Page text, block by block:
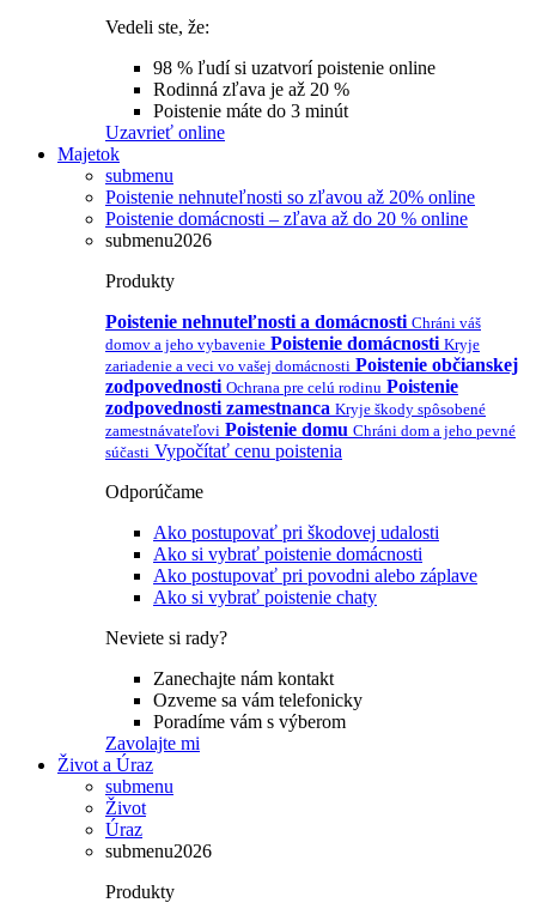
Vedeli ste, že:
98 % ľudí si uzatvorí poistenie online
Rodinná zľava je až 20 %
Poistenie máte do 3 minút
Uzavrieť online
Majetok
submenu
Poistenie nehnuteľnosti so zľavou až 20% online
Poistenie domácnosti – zľava až do 20 % online
submenu2026
Produkty
Poistenie nehnuteľnosti a domácnosti Chráni váš
domov a jeho vybavenie Poistenie domácnosti Kryje
zariadenie a veci vo vašej domácnosti Poistenie občianskej
zodpovednosti Ochrana pre celú rodinu Poistenie
zodpovednosti zamestnanca Kryje škody spôsobené
zamestnávateľovi Poistenie domu Chráni dom a jeho pevné
súčasti Vypočítať cenu poistenia
Odporúčame
Ako postupovať pri škodovej udalosti
Ako si vybrať poistenie domácnosti
Ako postupovať pri povodni alebo záplave
Ako si vybrať poistenie chaty
Neviete si rady?
Zanechajte nám kontakt
Ozveme sa vám telefonicky
Poradíme vám s výberom
Zavolajte mi
Život a Úraz
submenu
Život
Úraz
submenu2026
Produkty